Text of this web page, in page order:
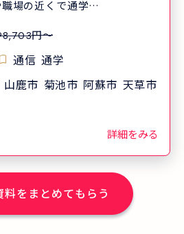
場の近くで通学し
ラスが沢山あり、
ポイント3.通学日
祉カレッジでは、
全国520以上(※)の
開講しています。
会議室をお借りし開
年度実績
円〜
通信 通学
山鹿市 菊池市 阿蘇市 天草市
詳細をみる
料をまとめてもらう